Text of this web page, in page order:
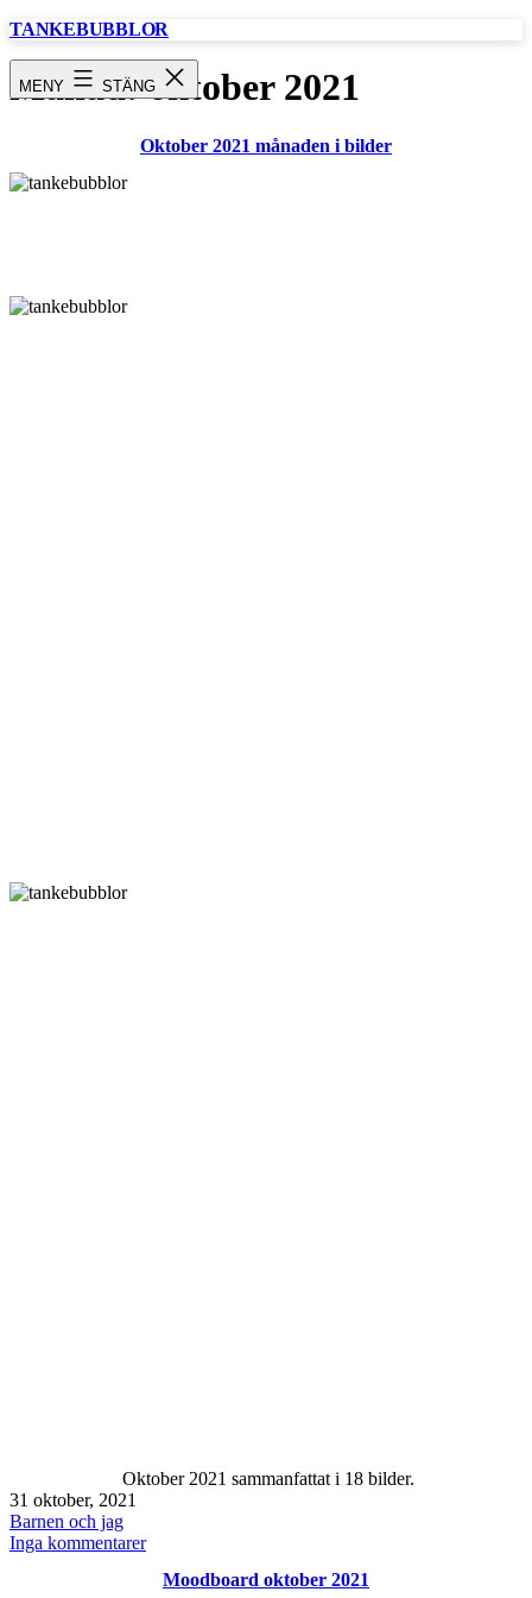
Hoppa
TANKEBUBBLOR
MENY STÄNG
Månad: oktober 2021
Oktober 2021 månaden i bilder
Oktober 2021 sammanfattat i 18 bilder.
Publicerat
den
31 oktober, 2021
Kategoriserat
som
Barnen och jag
Inga kommentarertill
2021
Moodboard oktober 2021